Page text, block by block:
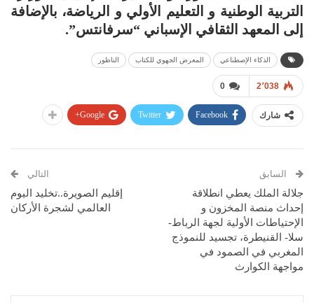
التربية الوطنية و التعليم الأولي و الرياضة، بالإضافة
إلى المعهد الثقافي الإسباني “سرفانتس”.
الذكاء الإصطناعي المعرض الجهوي للكتاب الناظور
0 2٬038
شارك Facebook
Twitter
Google+
السابق
جلالة الملك يعطي انطلاقة
إحداث منصة المخزون و
الإحتياطات الأولية لجهة الرباط-
سلا- القنيطرة، تجسيد للنموذج
المغربي في الصمود في
مواجهة الكوارث
التالي
إقليم الصويرة..تخليد اليوم
العالمي لشجرة الأركان